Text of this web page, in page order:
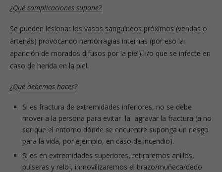
¿Qué complicaciones supone?
Se pueden lesionar los vasos sanguíneos próximos (vendas o
arterias) provocando hemorragias internas (por eso la
aparición de morados difusos por la piel), i/o que se infecte en
caso de herida en la piel.
¿Qué debemos hacer?
Si es fractura de extremidades inferiores, no se debe
mover a la persona para evitar la agravar la fractura (a no
ser que el entorno dónde se encuentre suponga un riesgo
para la vida, por ejemplo, en caso de incendio).
Si es en extremidades superiores, retiraremos anillos,
pulseras y reloj, inmovilizaremos el brazo/muñeca/dedo